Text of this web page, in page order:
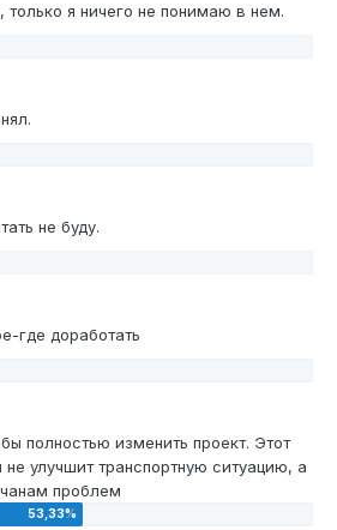
я ничего не понимаю в нем.
не буду.
где доработать
полностью изменить проект. Этот
не улучшит транспортную ситуацию, а
проблем